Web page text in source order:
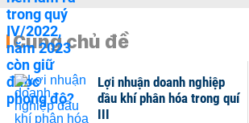
Cùng chủ đề
Lợi nhuận doanh nghiệp
dầu khí phân hóa trong quí
III